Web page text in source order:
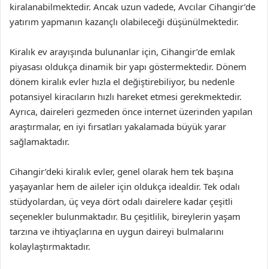
kiralanabilmektedir. Ancak uzun vadede, Avcılar Cihangir’de
yatırım yapmanın kazançlı olabileceği düşünülmektedir.
Kiralık ev arayışında bulunanlar için, Cihangir’de emlak
piyasası oldukça dinamik bir yapı göstermektedir. Dönem
dönem kiralık evler hızla el değiştirebiliyor, bu nedenle
potansiyel kiracıların hızlı hareket etmesi gerekmektedir.
Ayrıca, daireleri gezmeden önce internet üzerinden yapılan
araştırmalar, en iyi fırsatları yakalamada büyük yarar
sağlamaktadır.
Cihangir’deki kiralık evler, genel olarak hem tek başına
yaşayanlar hem de aileler için oldukça idealdir. Tek odalı
stüdyolardan, üç veya dört odalı dairelere kadar çeşitli
seçenekler bulunmaktadır. Bu çeşitlilik, bireylerin yaşam
tarzına ve ihtiyaçlarına en uygun daireyi bulmalarını
kolaylaştırmaktadır.